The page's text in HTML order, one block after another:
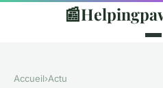
📰
Accueil›Actu